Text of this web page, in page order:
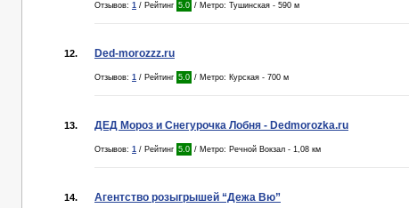
Отзывов: 1 / Рейтинг 5.0 / Метро: Тушинская - 590 м
12. Ded-morozzz.ru
Отзывов: 1 / Рейтинг 5.0 / Метро: Курская - 700 м
13. ДЕД Мороз и Снегурочка Лобня - Dedmorozka.ru
Отзывов: 1 / Рейтинг 5.0 / Метро: Речной Вокзал - 1,08 км
14. Агентство розыгрышей “Дежа Вю”